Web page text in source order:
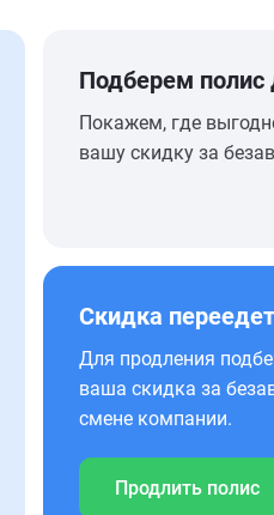
Подберем полис
Покажем, где
вашу скидку за
Скидка
Для продления
ваша скидка за
смене компании.
Продлить полис